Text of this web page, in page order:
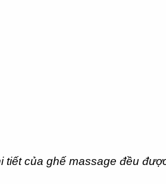
tiết của ghế massage đều